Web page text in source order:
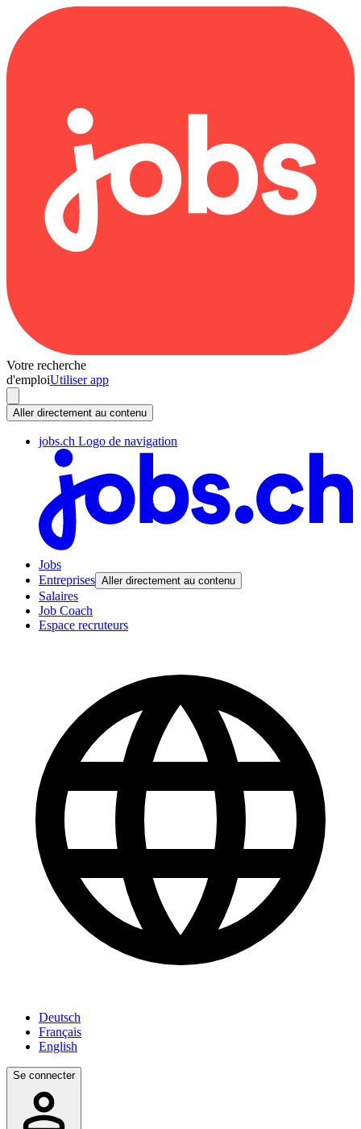
Votre recherche
d'emploiUtiliser app
Aller directement au contenu
jobs.ch Logo de navigation
Jobs
Entreprises Aller directement au contenu
Salaires
Job Coach
Espace recruteurs
Deutsch
Français
English
Se connecter